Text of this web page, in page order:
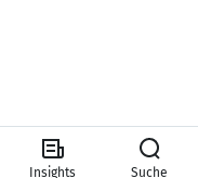
Insights Suche